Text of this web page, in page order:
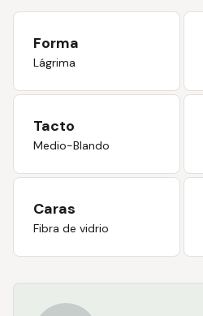
Forma
Lágrima
Tacto
Medio-Blando
Caras
Fibra de vidrio